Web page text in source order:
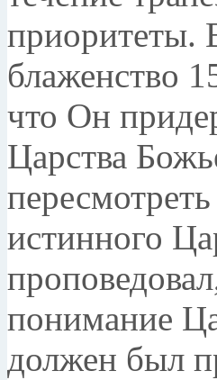
приоритеты.
блаженство
что Он
Царства
истинного
понимание
должен был